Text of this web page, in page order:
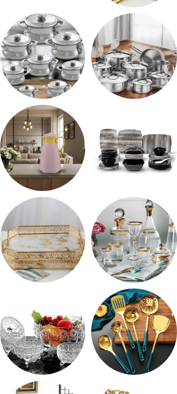
ARSHiA
حلل المونيا
طقم ميلامين ترمس شاي
شربات وكاسات
طقم خشاف